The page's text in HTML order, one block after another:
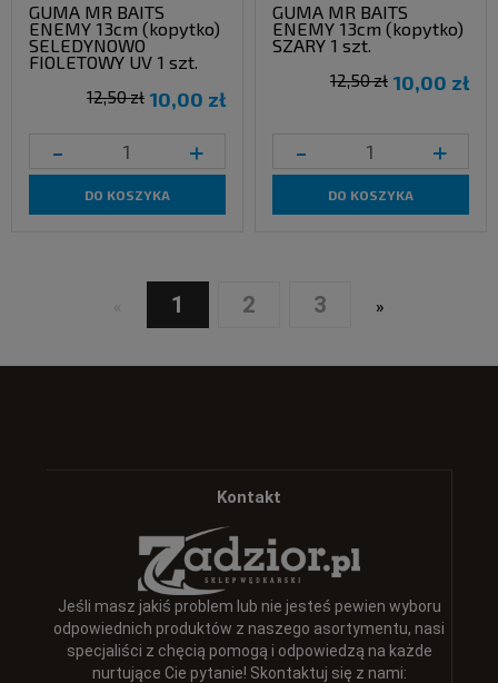
GUMA MR BAITS
ENEMY 13cm (kopytko)
SELEDYNOWO
FIOLETOWY UV 1 szt.
10,00 zł
12,50 zł
- +
DO KOSZYKA
GUMA MR BAITS
ENEMY 13cm (kopytko)
SZARY 1 szt.
10,00 zł
12,50 zł
- +
DO KOSZYKA
1 2 3 »
Kontakt
Jeśli masz jakiś problem lub nie jesteś pewien wyboru
odpowiednich produktów z naszego asortymentu, nasi
specjaliści z chęcią pomogą i odpowiedzą na każde
nurtujące Cie pytanie! Skontaktuj się z nami: